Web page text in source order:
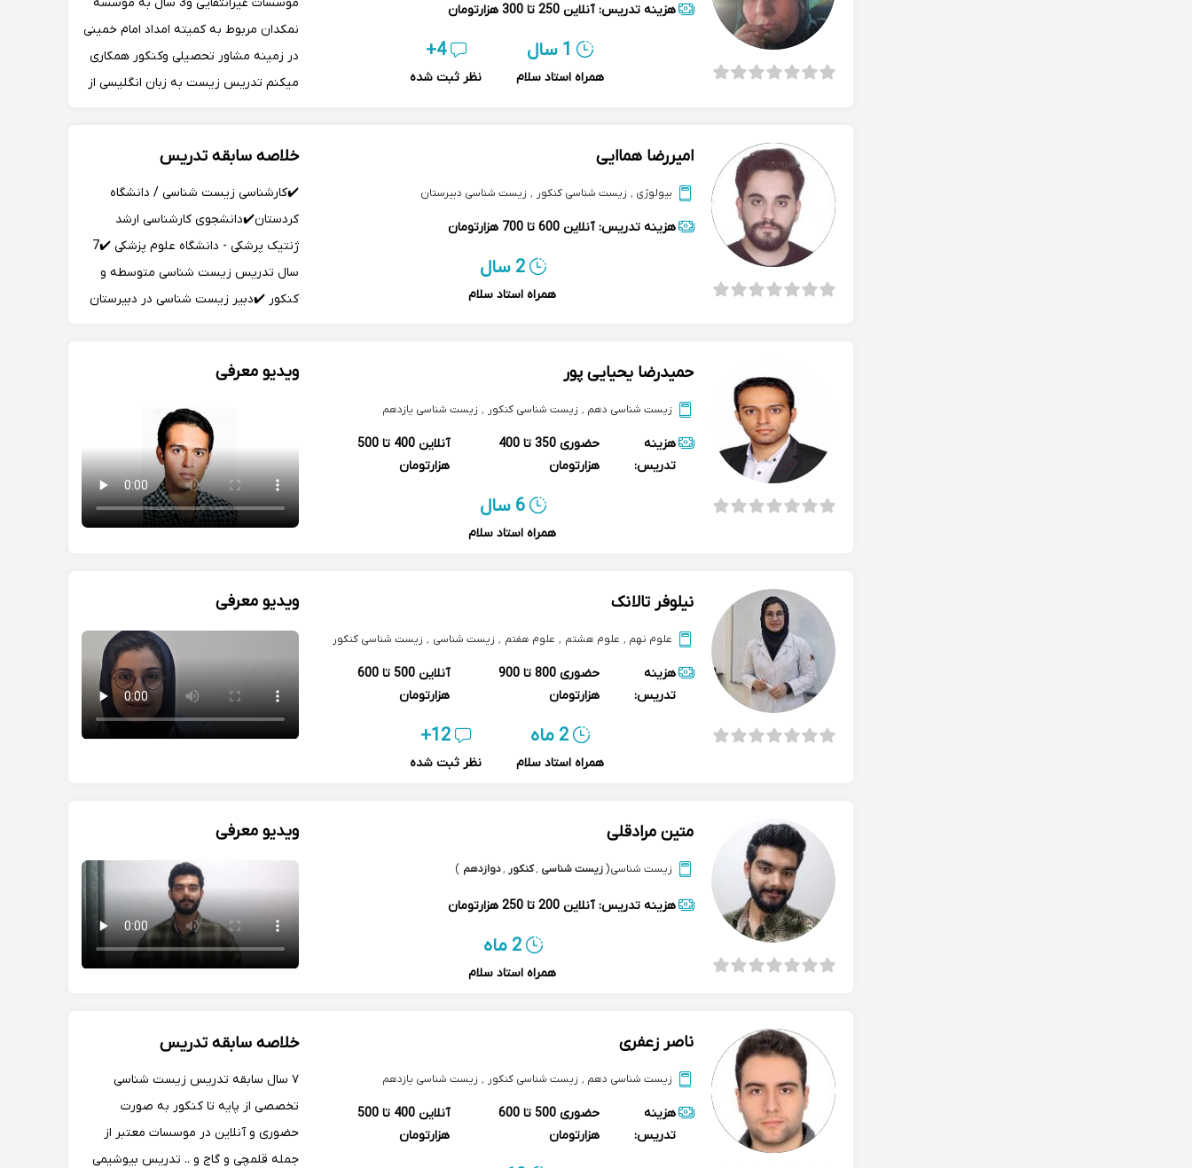
هزینه تدریس: آنلاین 250 تا 300 هزارتومان
1 سال
همراه استاد سلام
4+
نظر ثبت شده
نمکدان مربوط به کمیته امداد امام خمینی
در زمینه مشاور تحصیلی وکنکور همکاری
میکنم تدریس زیست به زبان انگلیسی از
امیررضا هماایی
بیولوژی , زیست شناسی کنکور , زیست شناسی دبیرستان
هزینه تدریس: آنلاین 600 تا 700 هزارتومان
2 سال
همراه استاد سلام
خلاصه سابقه تدریس
✔️کارشناسی زیست شناسی / دانشگاه
کردستان✔️دانشجوی کارشناسی ارشد
ژنتیک پرشکی - دانشگاه علوم پزشکی ✔️7
سال تدریس زیست شناسی متوسطه و
کنکور ✔️دبیر زیست شناسی در دبیرستان
کنکوری.
حمیدرضا یحیایی پور
زیست شناسی دهم , زیست شناسی کنکور , زیست شناسی یازدهم
هزینه
تدریس:
حضوری
350 تا 400
هزارتومان
آنلاین
400 تا 500
هزارتومان
6 سال
همراه استاد سلام
ویدیو معرفی
نیلوفر تالانک
علوم نهم , علوم هشتم , علوم هفتم , زیست شناسی , زیست شناسی کنکور
هزینه
تدریس:
حضوری
800 تا 900
هزارتومان
آنلاین
500 تا 600
هزارتومان
2 ماه
همراه استاد سلام
12+
نظر ثبت شده
ویدیو معرفی
متین مرادقلی
زیست شناسی(زیست شناسی ,کنکور ,دوازدهم )
هزینه تدریس: آنلاین 200 تا 250 هزارتومان
2 ماه
همراه استاد سلام
ویدیو معرفی
ناصر زعفری
زیست شناسی دهم , زیست شناسی کنکور , زیست شناسی یازدهم
هزینه
تدریس:
حضوری
500 تا 600
هزارتومان
آنلاین
400 تا 500
هزارتومان
خلاصه سابقه تدریس
۷ سال سابقه تدریس زیست شناسی
تخصصی از پایه تا کنکور به صورت
حضوری و آنلاین در موسسات معتبر از
جمله قلمچی و گاج و .. تدریس بیوشیمی